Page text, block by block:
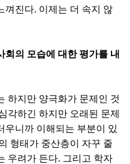
껴진다. 이제는 더 속지 않
회의 모습에 대한 평가를 내
하지만 양극화가 문제인 것
각하긴 하지만 오래된 문제
우니까 이해되는 부분이 있
형태가 중산층이 자꾸 줄
우려가 든다. 그리고 학자